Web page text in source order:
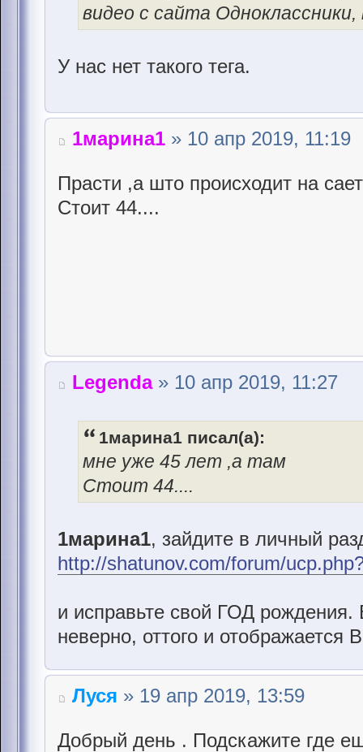
видео с сайта
У нас нет такого тега.
1марина1 » 10 апр 2019, 11:19
Прасти ,а што происходит на
Стоит 44....
Legenda» 10 апр 2019, 11:27
1марина1 писал(а):
мне уже 45 лет ,а там
Стоит 44....
1марина1, зайдите в личный
http://shatunov.com/forum/
и исправьте свой ГОД
неверно, оттого и отображается
Луся » 19 апр 2019, 13:59
Добрый день . Подскажите где